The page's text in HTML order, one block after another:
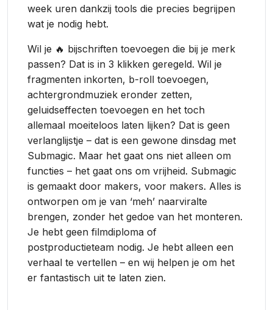
week uren dankzij tools die precies begrijpen
wat je nodig hebt.
Wil je 🔥 bijschriften toevoegen die bij je merk
passen? Dat is in 3 klikken geregeld. Wil je
fragmenten inkorten, b-roll toevoegen,
achtergrondmuziek eronder zetten,
geluidseffecten toevoegen en het toch
allemaal moeiteloos laten lijken? Dat is geen
verlanglijstje – dat is een gewone dinsdag met
Submagic. Maar het gaat ons niet alleen om
functies – het gaat ons om vrijheid. Submagic
is gemaakt door makers, voor makers. Alles is
ontworpen om je van ‘meh’ naarviralte
brengen, zonder het gedoe van het monteren.
Je hebt geen filmdiploma of
postproductieteam nodig. Je hebt alleen een
verhaal te vertellen – en wij helpen je om het
er fantastisch uit te laten zien.